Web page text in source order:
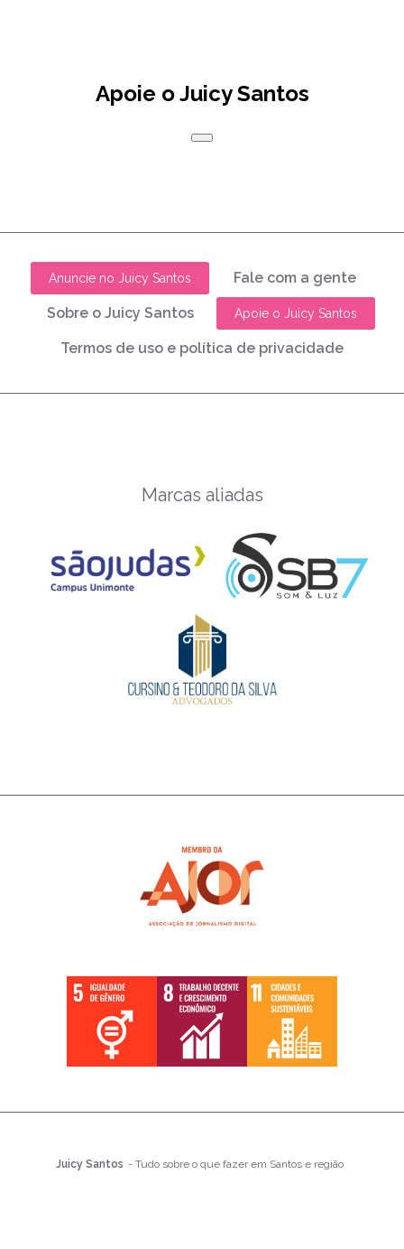
Apoie o Juicy Santos
Anuncie no Juicy Santos Fale com a gente
Sobre o Juicy Santos Apoie o Juicy Santos
Termos de uso e política de privacidade
Marcas aliadas
Juicy Santos - Tudo sobre o que fazer em Santos e região